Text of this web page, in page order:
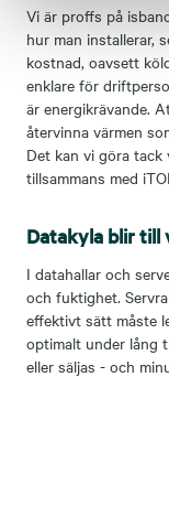
Vi är proffs på
hur man installerar,
kostnad, oavsett
enklare för
är energikrävande.
återvinna värmen
Det kan vi göra tack
tillsammans med
Datakyla blir till
I datahallar och
och fuktighet.
effektivt sätt måste
optimalt under lång
eller säljas - och